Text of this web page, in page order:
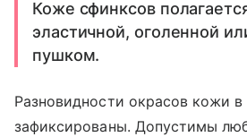
Коже сфинксов
эластичной, оголенной
пушком.
Разновидности окрасов кожи в
зафиксированы. Допустимы